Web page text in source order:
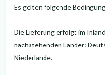
Es gelten folgende
Die Lieferung erfolgt im
nachstehenden Länder:
Niederlande.